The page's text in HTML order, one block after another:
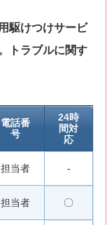
駆けつけサービ
トラブルに関す
電話番
号
24時
間対
応
担当者 -
担当者 〇